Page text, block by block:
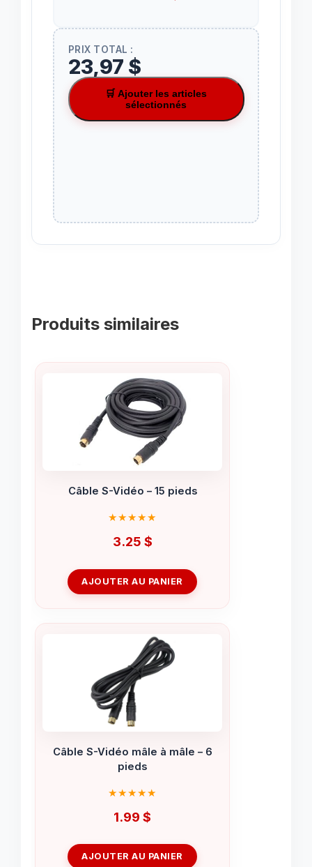
PRIX TOTAL :
23,97 $
🛒 Ajouter les articles
sélectionnés
Produits similaires
Câble S-Vidéo – 15 pieds
3.25 $
AJOUTER AU PANIER
Câble S-Vidéo mâle à mâle – 6
pieds
1.99 $
AJOUTER AU PANIER